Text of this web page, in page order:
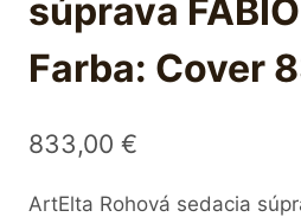
súprava
Farba: Cover
833,00 €
ArtElta Rohová sedacia